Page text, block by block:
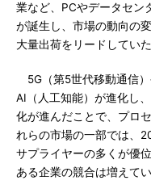
業など、PCやデータセン
が誕生し、市場の動向の
大量出荷をリードしてい
5G（第5世代移動通信）
AI（人工知能）が進化し
化が進んだことで、プロ
れらの市場の一部では、
サプライヤーの多くが優
ある企業の競合は増えてい